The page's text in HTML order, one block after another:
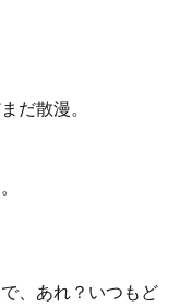
だ散漫。
、あれ？いつもど